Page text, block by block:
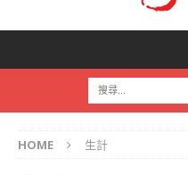
HOME 生計